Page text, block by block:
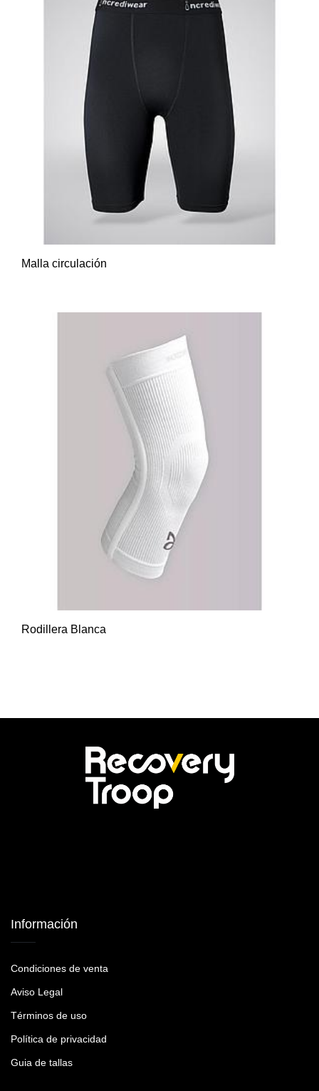
Malla circulación
Rodillera Blanca
Información
Condiciones de venta
Aviso Legal
Términos de uso
Política de privacidad
Guia de tallas